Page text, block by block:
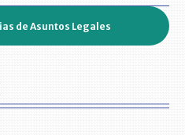
de Asuntos Legales